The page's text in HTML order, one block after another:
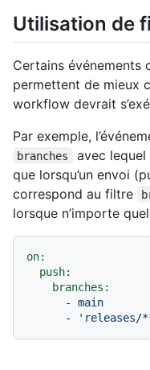
Utilisation de
Certains
permettent de mieux
workflow devrait
Par exemple,
branches
avec
que lorsqu’un envoi
correspond au filtre
lorsque n’importe
on:
push:
branches:
-
main
-
'releases/